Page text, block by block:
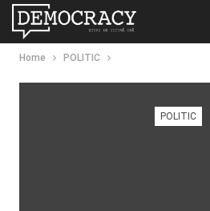
Home POLITIC
POLITIC